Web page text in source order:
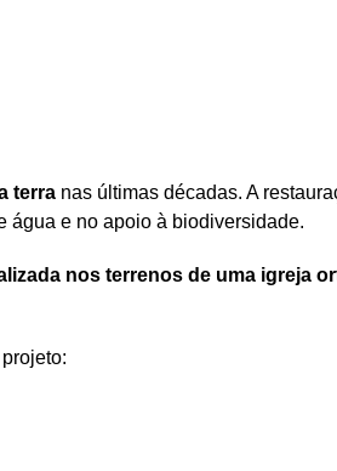
terra nas últimas décadas. A
água e no apoio à biodiversidade.
nos terrenos de uma igreja